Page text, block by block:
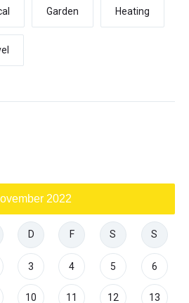
Garden Heating
2022
D F S S
3 4 5 6
10 11 12 13